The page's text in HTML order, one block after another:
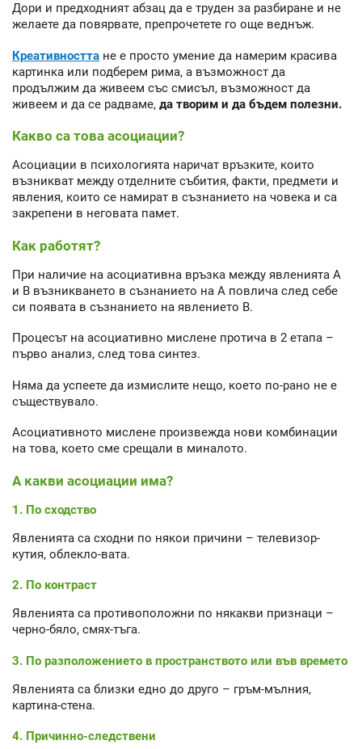
Дори и предходният абзац да е труден за разбиране и не
желаете да повярвате, препрочетете го още веднъж.
Креативността не е просто умение да намерим красива
картинка или подберем рима, а възможност да
продължим да живеем със смисъл, възможност да
живеем и да се радваме, да творим и да бъдем полезни.
Какво са това асоциации?
Асоциации в психологията наричат връзките, които
възникват между отделните събития, факти, предмети и
явления, които се намират в съзнанието на човека и са
закрепени в неговата памет.
Как работят?
При наличие на асоциативна връзка между явленията А
и В възникването в съзнанието на А повлича след себе
си появата в съзнанието на явлението В.
Процесът на асоциативно мислене протича в 2 етапа –
първо анализ, след това синтез.
Няма да успеете да измислите нещо, което по-рано не е
съществувало.
Асоциативното мислене произвежда нови комбинации
на това, което сме срещали в миналото.
А какви асоциации има?
1. По сходство
Явленията са сходни по някои причини – телевизор-
кутия, облекло-вата.
2. По контраст
Явленията са противоположни по някакви признаци –
черно-бяло, смях-тъга.
3. По разположението в пространството или във времето
Явленията са близки едно до друго – гръм-мълния,
картина-стена.
4. Причинно-следствени